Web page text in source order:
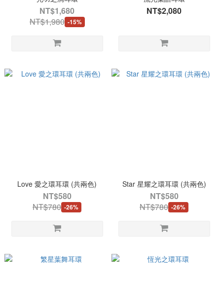
NT$1,680
NT$1,980 -15%
NT$2,080
Love 愛之環耳環 (共兩色)
NT$580
NT$780 -26%
Star 星耀之環耳環 (共兩色)
NT$580
NT$780 -26%